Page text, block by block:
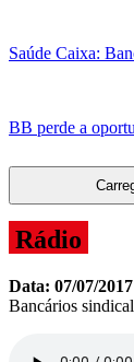
Saúde Caixa:
BB perde a
Rádio
Data: 07/07/2017
Bancários